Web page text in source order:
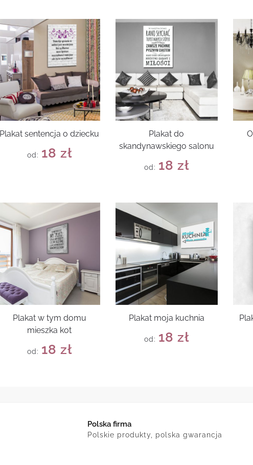
Plakat sentencja o dziecku
od: 18 zł
Plakat do
skandynawskiego salonu
od: 18 zł
Plakat w tym domu
mieszka kot
od: 18 zł
Plakat moja kuchnia
od: 18 zł
Polska firma
Polskie produkty, polska gwarancja